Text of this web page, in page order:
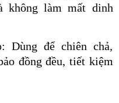
không làm mất dinh
Dùng để chiên chả,
đồng đều, tiết kiệm